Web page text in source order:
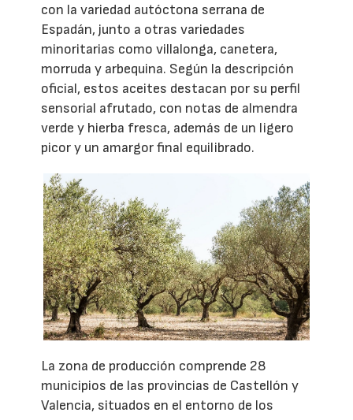
con la variedad autóctona serrana de
Espadán, junto a otras variedades
minoritarias como villalonga, canetera,
morruda y arbequina. Según la descripción
oficial, estos aceites destacan por su perfil
sensorial afrutado, con notas de almendra
verde y hierba fresca, además de un ligero
picor y un amargor final equilibrado.
La zona de producción comprende 28
municipios de las provincias de Castellón y
Valencia, situados en el entorno de los